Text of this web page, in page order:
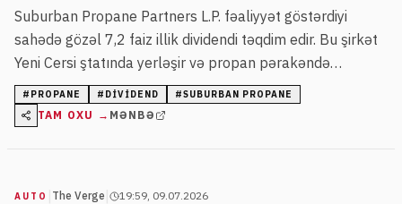
Suburban Propane Partners L.P. fəaliyyət göstərdiyi
sahədə gözəl 7,2 faiz illik dividendi təqdim edir. Bu şirkət
Yeni Cersi ştatında yerləşir və propan pərakəndə
satışında uzunmüddətli təcrübəyə malikdir.
# PROPANE # DIVIDEND #SUBURBAN PROPANE
TAM OXU → MƏNBƏ
AUTO The Verge 19:59, 09.07.2026